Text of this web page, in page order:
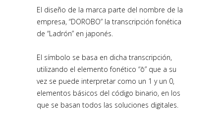
El diseño de la marca parte del nombre de la
empresa, “DOROBO” la transcripción fonética
de “Ladrón” en japonés.
El símbolo se basa en dicha transcripción,
utilizando el elemento fonético “ō” que a su
vez se puede interpretar como un 1 y un 0,
elementos básicos del código binario, en los
que se basan todos las soluciones digitales.